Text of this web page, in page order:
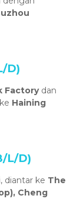
D)
Factorydan
Haining
L/D)
diantar ke The
Cheng